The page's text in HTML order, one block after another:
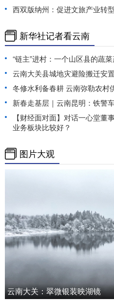
西双版纳州：促进文旅产业转
新华社记者看云南
“链主”进村：一个山区县的蔬
云南大关县城地灾避险搬迁安
冬修水利备春耕 云南弥勒农村
新春走基层｜云南昆明：铁警
【财经面对面】对话一心堂董
业务板块比较好？
图片大观
云南大关：翠微银装映湖镜